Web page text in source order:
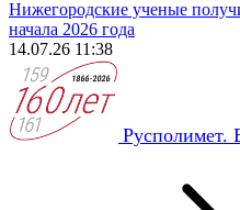
Нижегородские ученые
начала 2026 года
14.07.26 11:38
Русполимет.